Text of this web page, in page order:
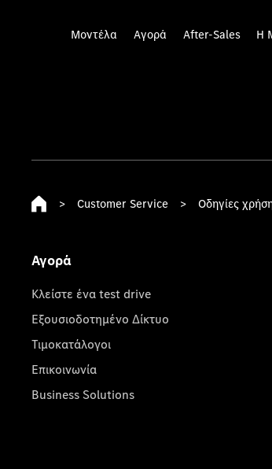
Μοντέλα Αγορά After-Sales Η
> Customer Service > Οδηγίες
Αγορά
Κλείστε ένα test drive
Εξουσιοδοτημένο Δίκτυο
Τιμοκατάλογοι
Επικοινωνία
Business Solutions